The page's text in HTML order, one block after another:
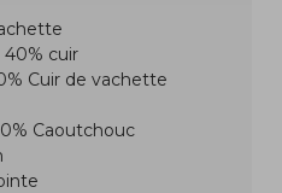
40% cuir
Cuir de vachette
Caoutchouc